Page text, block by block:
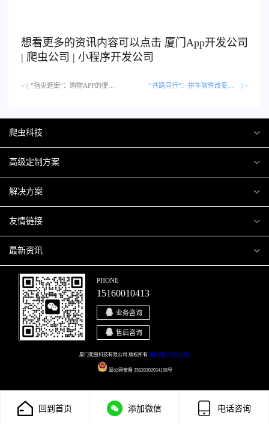
想看更多的资讯内容可以点击 厦门 App开发公司
| 爬虫公司 | 小程序开发公司
< | | >
爬虫科技
爬虫案例
关于爬虫
高级定制方案
H5互动营销
微信小程序
移动APP
解决方案
商城解决方案
商城会员积分商城解决方案
网站解决方案
智慧校园解决方案
智慧停车解决方案
友情链接
厦门小程序开发
厦门APP开发
厦门微商城开发
博客园
最新资讯
行业资讯
爬虫动态
PHONE
15160010413
业务咨询
售后咨询
厦门爬虫科技有限公司 版权所有 闽ICP备17000429号
闽公网安备 35020302034158号
回到首页 添加微信 电话咨询